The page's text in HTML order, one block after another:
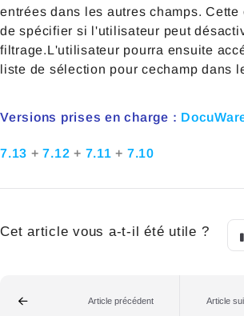
entrées dans les autres champs. Cette
de spécifier si l'utilisateur peut
filtrage.L'utilisateur pourra ensuite
liste de sélection pour cechamp dans
Versions prises en charge :
7.13 +7.12 + 7.11+ 7.10
Cet article vous a-t-il été utile ?
Article précédent Article